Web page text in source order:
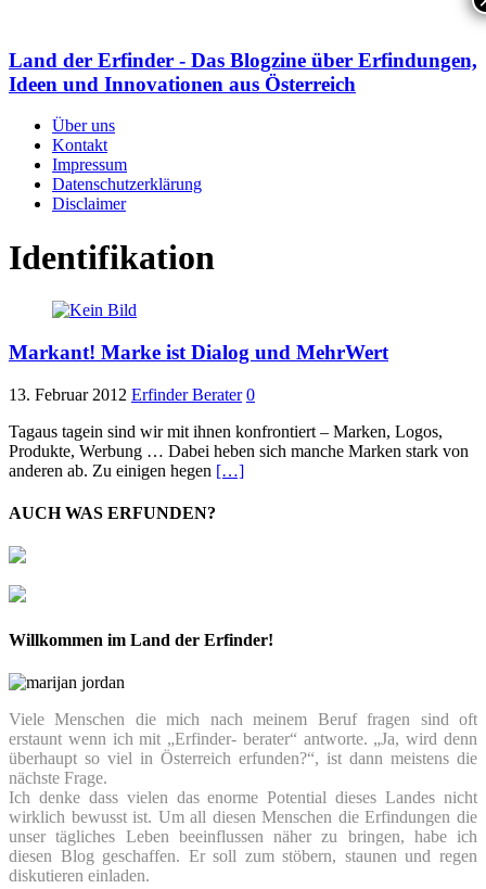
Land der Erfinder - Das Blogzine über Erfindungen,
Ideen und Innovationen aus Österreich
Über uns
Kontakt
Impressum
Datenschutzerklärung
Disclaimer
Identifikation
Markant! Marke ist Dialog und MehrWert
13. Februar 2012 Erfinder Berater 0
Tagaus tagein sind wir mit ihnen konfrontiert – Marken, Logos,
Produkte, Werbung … Dabei heben sich manche Marken stark von
anderen ab. Zu einigen hegen […]
AUCH WAS ERFUNDEN?
Willkommen im Land der Erfinder!
Viele Menschen die mich nach meinem Beruf fragen sind oft
erstaunt wenn ich mit „Erfinder- berater“ antworte. „Ja, wird denn
überhaupt so viel in Österreich erfunden?“, ist dann meistens die
nächste Frage.
Ich denke dass vielen das enorme Potential dieses Landes nicht
wirklich bewusst ist. Um all diesen Menschen die Erfindungen die
unser tägliches Leben beeinflussen näher zu bringen, habe ich
diesen Blog geschaffen. Er soll zum stöbern, staunen und regen
diskutieren einladen.